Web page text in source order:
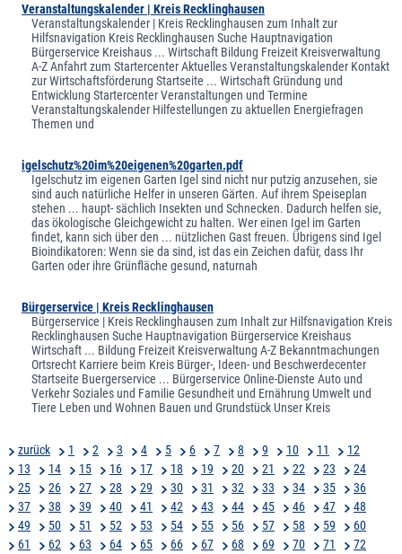
Veranstaltungskalender | Kreis Recklinghausen
Veranstaltungskalender | Kreis Recklinghausen zum Inhalt zur
Hilfsnavigation Kreis Recklinghausen Suche Hauptnavigation
Bürgerservice Kreishaus ... Wirtschaft Bildung Freizeit Kreisverwaltung
A-Z Anfahrt zum Startercenter Aktuelles Veranstaltungskalender Kontakt
zur Wirtschaftsförderung Startseite ... Wirtschaft Gründung und
Entwicklung Startercenter Veranstaltungen und Termine
Veranstaltungskalender Hilfestellungen zu aktuellen Energiefragen
Themen und
igelschutz%20im%20eigenen%20garten.pdf
Igelschutz im eigenen Garten Igel sind nicht nur putzig anzusehen, sie
sind auch natürliche Helfer in unseren Gärten. Auf ihrem Speiseplan
stehen ... haupt- sächlich Insekten und Schnecken. Dadurch helfen sie,
das ökologische Gleichgewicht zu halten. Wer einen Igel im Garten
findet, kann sich über den ... nützlichen Gast freuen. Übrigens sind Igel
Bioindikatoren: Wenn sie da sind, ist das ein Zeichen dafür, dass Ihr
Garten oder ihre Grünfläche gesund, naturnah
Bürgerservice | Kreis Recklinghausen
Bürgerservice | Kreis Recklinghausen zum Inhalt zur Hilfsnavigation Kreis
Recklinghausen Suche Hauptnavigation Bürgerservice Kreishaus
Wirtschaft ... Bildung Freizeit Kreisverwaltung A-Z Bekanntmachungen
Ortsrecht Karriere beim Kreis Bürger-, Ideen- und Beschwerdecenter
Startseite Buergerservice ... Bürgerservice Online-Dienste Auto und
Verkehr Soziales und Familie Gesundheit und Ernährung Umwelt und
Tiere Leben und Wohnen Bauen und Grundstück Unser Kreis
zurück 1 2 3 4 5 6 7 8 9 10 11
12
13
14 15 16 17 18 19 20 21 22 23
24
25
26 27 28 29 30 31 32 33 34 35
36
37
38 39 40 41 42 43 44 45 46 47
48
49
50 51 52 53 54 55 56 57 58 59
60
61
62 63 64 65 66 67 68 69 70 71
72